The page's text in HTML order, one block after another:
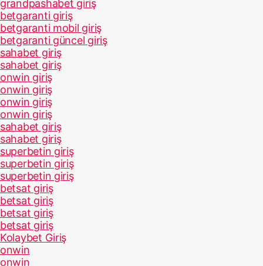
grandpashabet giriş
betgaranti giriş
betgaranti mobil giriş
betgaranti güncel giriş
sahabet giriş
sahabet giriş
onwin giriş
onwin giriş
onwin giriş
onwin giriş
sahabet giriş
sahabet giriş
superbetin giriş
superbetin giriş
superbetin giriş
betsat giriş
betsat giriş
betsat giriş
betsat giriş
Kolaybet Giriş
onwin
onwin